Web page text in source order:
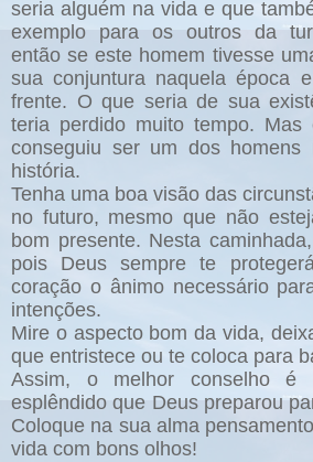
seria alguém na vida e que
exemplo para os outros da
então se este homem tivesse
sua conjuntura naquela época
frente. O que seria de sua
teria perdido muito tempo.
conseguiu ser um dos homens
história.
Tenha uma boa visão das
no futuro, mesmo que não
bom presente. Nesta
pois Deus sempre te
coração o ânimo necessário
intenções.
Mire o aspecto bom da vida,
que entristece ou te coloca para
Assim, o melhor conselho é
esplêndido que Deus preparou
Coloque na sua alma
vida com bons olhos!